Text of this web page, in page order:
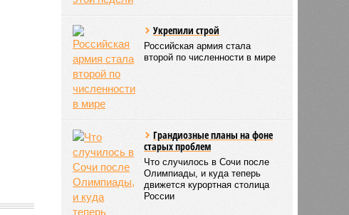
Укрепили строй
Российская армия стала
второй по численности в мире
Грандиозные планы на фоне
старых проблем
Что случилось в Сочи после
Олимпиады, и куда теперь
движется курортная столица
России